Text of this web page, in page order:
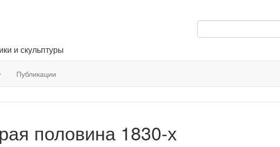
и скульптуры
Публикации
половина 1830-х